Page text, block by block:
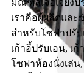
มณฑลเจ้อเจียงป
เราคือผู้ผลิตและ
สำหรับโซฟาปรั
เก้าอี้ปรับเอน, เ
โซฟาห้องนั่งเล่น